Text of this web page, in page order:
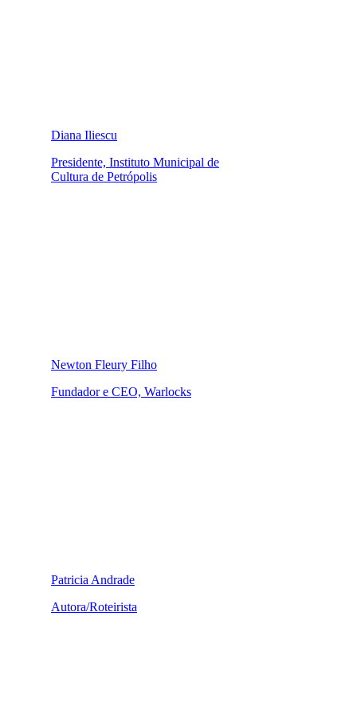
Diana Iliescu
Presidente, Instituto Municipal de
Cultura de Petrópolis
Newton Fleury Filho
Fundador e CEO, Warlocks
Patricia Andrade
Autora/Roteirista